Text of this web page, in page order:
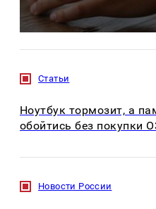
Статьи
Ноутбук тормозит, а
обойтись без покупки
Новости России